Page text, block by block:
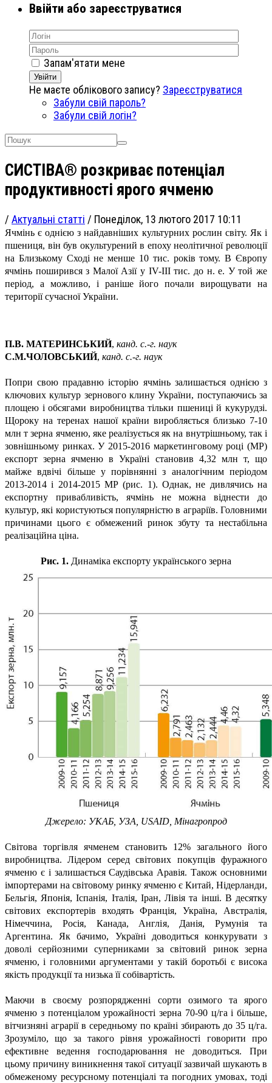
Ввійти або зареєструватися
Запам'ятати мене
Увійти
Не маєте облікового запису? Зареєструватися
Забули свій пароль?
Забули свій логін?
СИСТІВА® розкриває потенціал
продуктивності ярого ячменю
/ Актуальні статті / Понеділок, 13 лютого 2017 10:11
Ячмінь є однією з найдавніших культурних рослин світу. Як і
пшениця, він був окультурений в епоху неолітичної революції
на Близькому Сході не менше 10 тис. років тому. В Європу
ячмінь поширився з Малої Азії у IV-III тис. до н. е. У той же
період, а можливо, і раніше його почали вирощувати на
території сучасної України.
П.В. МАТЕРИНСЬКИЙ, канд. с.-г. наук
С.М.ЧОЛОВСЬКИЙ, канд. с.-г. наук
Попри свою прадавню історію ячмінь залишається однією з
ключових культур зернового клину України, поступаючись за
площею і обсягами виробництва тільки пшениці й кукурудзі.
Щороку на теренах нашої країни виробляється близько 7-10
млн т зерна ячменю, яке реалізується як на внутрішньому, так і
зовнішньому ринках. У 2015-2016 маркетинговому році (МР)
експорт зерна ячменю в Україні становив 4,32 млн т, що
майже вдвічі більше у порівнянні з аналогічним періодом
2013-2014 і 2014-2015 МР (рис. 1). Однак, не дивлячись на
експортну привабливість, ячмінь не можна віднести до
культур, які користуються популярністю в аграріїв. Головними
причинами цього є обмежений ринок збуту та нестабільна
реалізаційна ціна.
Рис. 1. Динаміка експорту українського зерна
Джерело: УКАБ, УЗА, USAID, Мінагропрод
Світова торгівля ячменем становить 12% загального його
виробництва. Лідером серед світових покупців фуражного
ячменю є і залишається Саудівська Аравія. Також основними
імпортерами на світовому ринку ячменю є Китай, Нідерланди,
Бельгія, Японія, Іспанія, Італія, Іран, Лівія та інші. В десятку
світових експортерів входять Франція, Україна, Австралія,
Німеччина, Росія, Канада, Англія, Данія, Румунія та
Аргентина. Як бачимо, Україні доводиться конкурувати з
доволі серйозними суперниками за світовий ринок зерна
ячменю, і головними аргументами у такій боротьбі є висока
якість продукції та низька її собівартість.
Маючи в своєму розпорядженні сорти озимого та ярого
ячменю з потенціалом урожайності зерна 70-90 ц/га і більше,
вітчизняні аграрії в середньому по країні збирають до 35 ц/га.
Зрозуміло, що за такого рівня урожайності говорити про
ефективне ведення господарювання не доводиться. При
цьому причину виникнення такої ситуації зазвичай шукають в
обмеженому ресурсному потенціалі та погодних умовах, тоді